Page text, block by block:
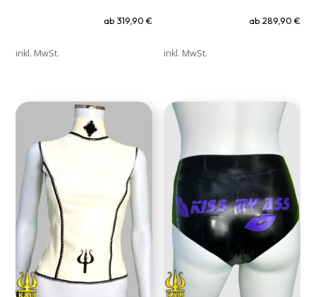
ab 319,90 €
inkl. MwSt.
ab 289,90 €
inkl. MwSt.